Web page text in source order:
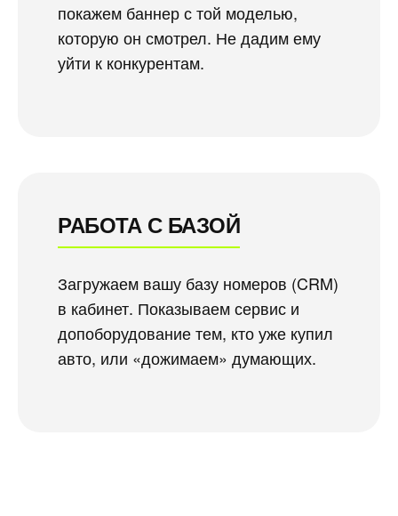
покажем баннер с той моделью,
которую он смотрел. Не дадим ему
уйти к конкурентам.
РАБОТА С БАЗОЙ
Загружаем вашу базу номеров (CRM)
в кабинет. Показываем сервис и
допоборудование тем, кто уже купил
авто, или «дожимаем» думающих.